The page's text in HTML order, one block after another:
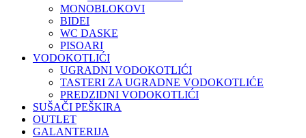
MONOBLOKOVI
BIDEI
WC DASKE
PISOARI
VODOKOTLIĆI
UGRADNI VODOKOTLIĆI
TASTERI ZA UGRADNE VODOKOTLIĆE
PREDZIDNI VODOKOTLIĆI
SUŠAČI PEŠKIRA
OUTLET
GALANTERIJA